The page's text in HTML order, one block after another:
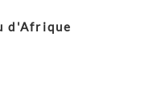
d'Afrique